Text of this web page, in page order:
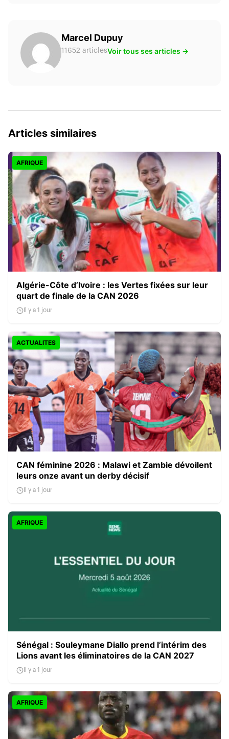
Marcel Dupuy
11652 articlesVoir tous ses articles →
Articles similaires
AFRIQUE
Algérie-Côte d’Ivoire : les Vertes fixées sur leur
quart de finale de la CAN 2026
Il y a 1 jour
ACTUALITES
CAN féminine 2026 : Malawi et Zambie dévoilent
leurs onze avant un derby décisif
Il y a 1 jour
AFRIQUE
Sénégal : Souleymane Diallo prend l’intérim des
Lions avant les éliminatoires de la CAN 2027
Il y a 1 jour
AFRIQUE